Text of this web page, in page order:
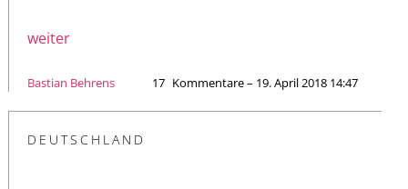
weiter
Bastian Behrens 17 Kommentare – 19. April 2018 14:47
DEUTSCHLAND